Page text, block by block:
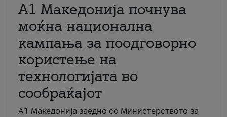
A1 Македонија почнува
моќна национална
кампања за поодговорно
користење на
технологијата во
сообраќајот
A1 Македонија заедно со Министерството за